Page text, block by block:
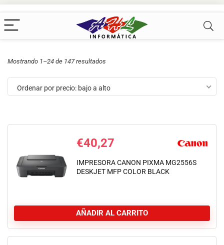
Mostrando 1–24 de 147 resultados
Ordenar por precio: bajo a alto
€40,27
IMPRESORA CANON PIXMA MG2556S
DESKJET MFP COLOR BLACK
AÑADIR AL CARRITO